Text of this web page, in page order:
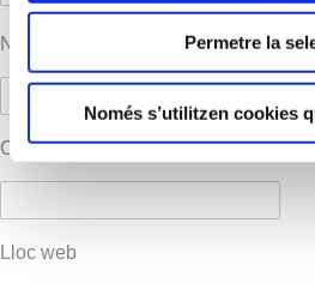
Permetre la
Només s’utilitzen cookies
Nom
Correu electrònic*
Lloc web